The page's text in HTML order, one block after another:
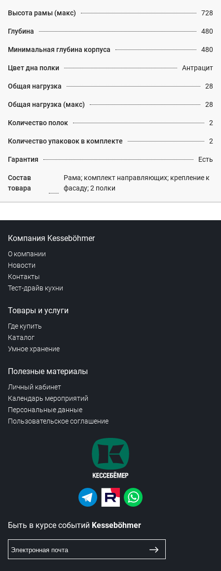
Высота рамы (макс) 728
Глубина 480
Минимальная глубина корпуса 480
Цвет дна полки Антрацит
Общая нагрузка 28
Общая нагрузка (макс) 28
Количество полок 2
Количество упаковок в комплекте 2
Гарантия Есть
Состав
товара
Рама; комплект направляющих; крепление к
фасаду; 2 полки
Компания Kesseböhmer
О компании
Новости
Контакты
Тест-драйв кухни
Товары и услуги
Где купить
Каталог
Умное хранение
Полезные материалы
Личный кабинет
Календарь мероприятий
Персональные данные
Пользовательское соглашение
Быть в курсе событий Kesseböhmer